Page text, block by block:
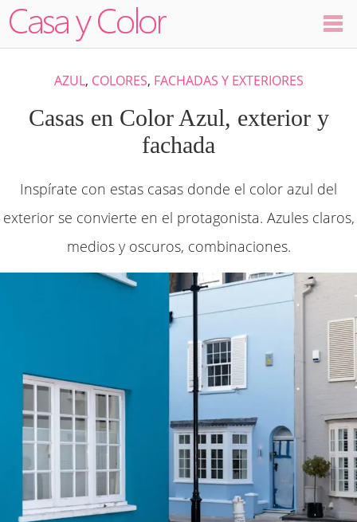
Decoración
Ambientes
Dormitorios
Cocinas
Visualizador
AZUL, COLORES, FACHADAS Y EXTERIORES
Casas en Color Azul, exterior y
fachada
Inspírate con estas casas donde el color azul del
exterior se convierte en el protagonista. Azules claros,
medios y oscuros, combinaciones.